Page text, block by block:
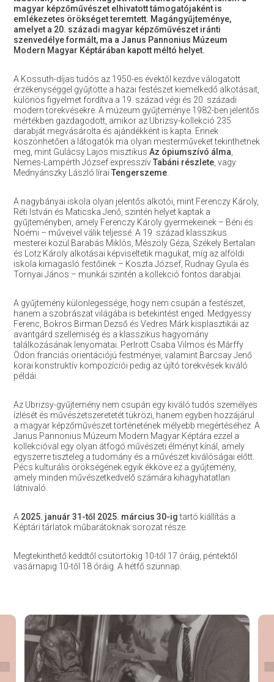
magyar képzőművészet elhivatott támogatójaként is
emlékezetes örökséget teremtett. Magángyűjteménye,
amelyet a 20. századi magyar képzőművészet iránti
szenvedélye formált, ma a Janus Pannonius Múzeum
Modern Magyar Képtárában kapott méltó helyet.
A Kossuth-díjas tudós az 1950-es évektől kezdve válogatott
érzékenységgel gyűjtötte a hazai festészet kiemelkedő alkotásait,
különös figyelmet fordítva a 19. század végi és 20. századi
modern törekvésekre. A múzeum gyűjteménye 1982-ben jelentős
mértékben gazdagodott, amikor az Ubrizsy-kollekció 235
darabját megvásárolta és ajándékként is kapta. Ennek
köszönhetően a látogatók ma olyan mesterműveket tekinthetnek
meg, mint Gulácsy Lajos misztikus Az ópiumszívó álma
Nemes-Lampérth József expresszívTabáni részlete, vagy
Mednyánszky László lírai Tengerszeme.
A nagybányai iskola olyan jelentős alkotói, mint Ferenczy Károly,
Réti István és Maticska Jenő, szintén helyet kaptak a
gyűjteményben, amely Ferenczy Károly gyermekeinek – Béni és
Noémi – műveivel válik teljessé. A 19. század klasszikus
mesterei közül Barabás Miklós, Mészöly Géza, Székely Bertalan
és Lotz Károly alkotásai képviseltetik magukat, míg az alföldi
iskola kimagasló festőinek – Koszta József, Rudnay Gyula és
Tornyai János – munkái szintén a kollekció fontos darabjai.
A gyűjtemény különlegessége, hogy nem csupán a festészet,
hanem a szobrászat világába is betekintést enged. Medgyessy
Ferenc, Bokros Birman Dezső és Vedres Márk kisplasztikái az
avantgárd szellemiség és a klasszikus hagyomány
találkozásának lenyomatai. Perlrott Csaba Vilmos és Márffy
Ödön franciás orientációjú festményei, valamint Barcsay Jenő
korai konstruktív kompozíciói pedig az újító törekvések kiváló
példái.
Az Ubrizsy-gyűjtemény nem csupán egy kiváló tudós személyes
ízlését és művészetszeretetét tükrözi, hanem egyben hozzájárul
a magyar képzőművészet történetének mélyebb megértéséhez. A
Janus Pannonius Múzeum Modern Magyar Képtára ezzel a
kollekcióval egy olyan átfogó művészeti élményt kínál, amely
egyszerre tiszteleg a tudomány és a művészet kiválóságai előtt.
Pécs kulturális örökségének egyik ékköve ez a gyűjtemény,
amely minden művészetkedvelő számára kihagyhatatlan
látnivaló.
A 2025. január 31-től 2025. március 30-igtartó kiállítás a
Képtári tárlatok műbarátoknak sorozat része.
Megtekinthető keddtől csütörtökig 10-től 17 óráig, péntektől
vasárnapig 10-től 18 óráig. A hétfő szünnap.